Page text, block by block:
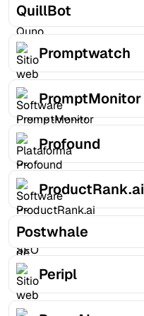
QuillBot
Promptwatch
PromptMonitor
Profound
ProductRank.ai
Postwhale
Peripl